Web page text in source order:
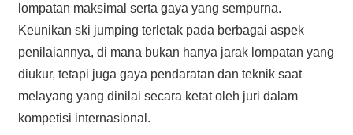
lompatan maksimal serta gaya yang sempurna.
Keunikan ski jumping terletak pada berbagai aspek
penilaiannya, di mana bukan hanya jarak lompatan yang
diukur, tetapi juga gaya pendaratan dan teknik saat
melayang yang dinilai secara ketat oleh juri dalam
kompetisi internasional.